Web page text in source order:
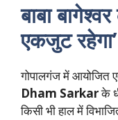
बाबा
एकजुट रहेगा’
गोपालगंज में आयोजित
Dham Sarkarके
किसी भी हाल में